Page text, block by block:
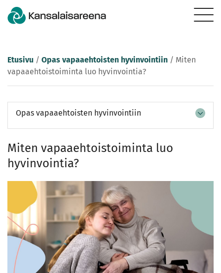
Etusivu / Opas vapaaehtoisten hyvinvointiin / Miten
vapaaehtoistoiminta luo hyvinvointia?
Opas vapaaehtoisten hyvinvointiin
Miten vapaaehtoistoiminta luo
hyvinvointia?